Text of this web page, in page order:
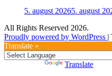
5. august 20265. august
All Rights Reserved 2026.
Proudly powered by WordPress |
Translate »
Translate